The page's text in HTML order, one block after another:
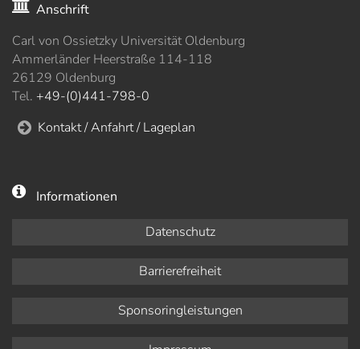
Anschrift
Carl von Ossietzky Universität Oldenburg
Ammerländer Heerstraße 114-118
26129 Oldenburg
Tel. +49-(0)441-798-0
Kontakt / Anfahrt / Lageplan
Informationen
Datenschutz
Barrierefreiheit
Sponsoringleistungen